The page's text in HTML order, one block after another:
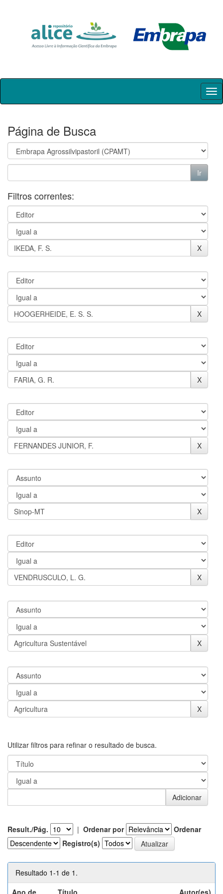
Skip
Página de Busca
Filtros correntes:
Utilizar filtros para refinar o resultado de busca.
Result./Pág. | Ordenar por
Ordenar
Registro(s)
Resultado 1-1 de 1.
Ano de
Título Autor(es)